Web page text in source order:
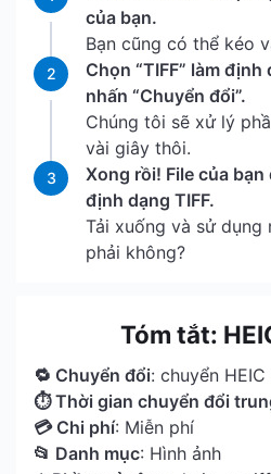
của bạn.
Bạn cũng có thể kéo
2
Chọn “TIFF” làm
nhấn “Chuyển đổi”.
Chúng tôi sẽ xử lý
vài giây thôi.
3
Xong rồi! File của
định dạng TIFF.
Tải xuống và sử dụng
phải không?
Tóm tắt:
🔁 Chuyển đổi: chuyển HEIC
⏱ Thời gian chuyển đổi
💳 Chi phí: Miễn phí
📂 Danh mục: Hình ảnh